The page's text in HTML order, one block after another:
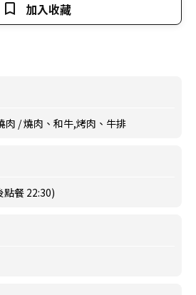
加入收藏
肉 / 燒肉、和牛,烤肉、牛排
點餐 22:30)